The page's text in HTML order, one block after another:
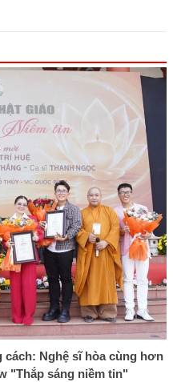
Nghệ sĩ hòa cùng hơn
"Thắp sáng niềm tin"